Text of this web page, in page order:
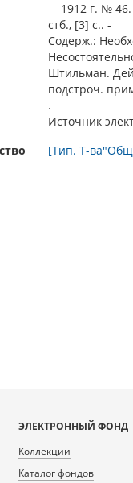
1912 г. № 46.
стб., [3] с.. -
Содерж.:
Штильман.
подстроч.
.
Источник
[Тип. Т-
ЭЛЕКТРОННЫЙ ФОНД
Коллекции
Каталог фондов